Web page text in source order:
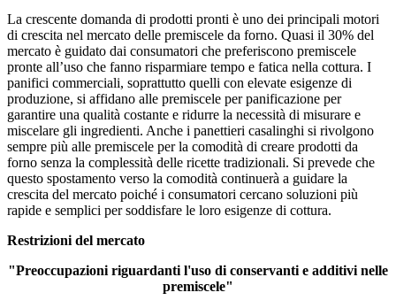
La crescente domanda di prodotti pronti è uno dei principali motori
di crescita nel mercato delle premiscele da forno. Quasi il 30% del
mercato è guidato dai consumatori che preferiscono premiscele
pronte all’uso che fanno risparmiare tempo e fatica nella cottura. I
panifici commerciali, soprattutto quelli con elevate esigenze di
produzione, si affidano alle premiscele per panificazione per
garantire una qualità costante e ridurre la necessità di misurare e
miscelare gli ingredienti. Anche i panettieri casalinghi si rivolgono
sempre più alle premiscele per la comodità di creare prodotti da
forno senza la complessità delle ricette tradizionali. Si prevede che
questo spostamento verso la comodità continuerà a guidare la
crescita del mercato poiché i consumatori cercano soluzioni più
rapide e semplici per soddisfare le loro esigenze di cottura.
Restrizioni del mercato
"Preoccupazioni riguardanti l'uso di conservanti e additivi nelle
premiscele"